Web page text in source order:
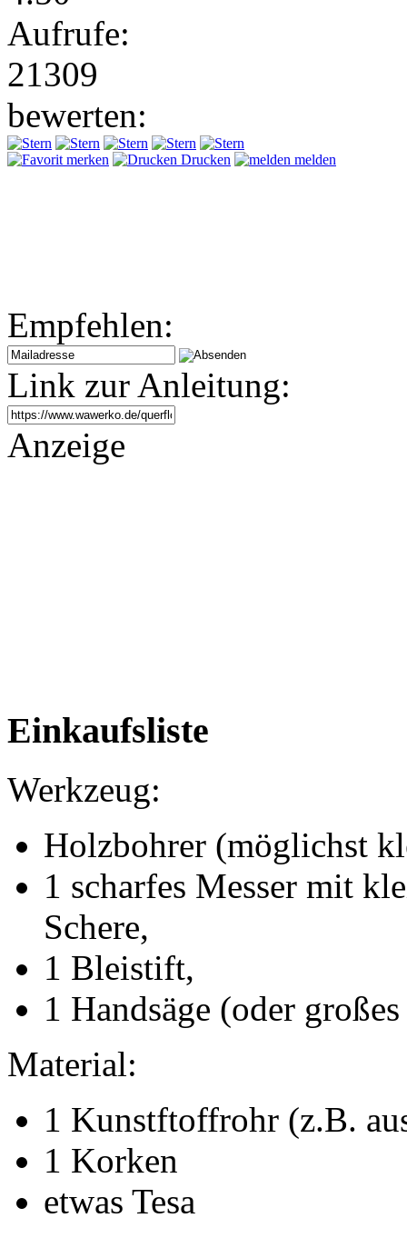
Aufrufe:
21309
bewerten:
merken Drucken melden
Empfehlen:
Link zur Anleitung:
Anzeige
Einkaufsliste
Werkzeug:
Holzbohrer (möglichst
1 scharfes Messer mit
Schere,
1 Bleistift,
1 Handsäge (oder
Material:
1 Kunstftoffrohr (z.B.
1 Korken
etwas Tesa